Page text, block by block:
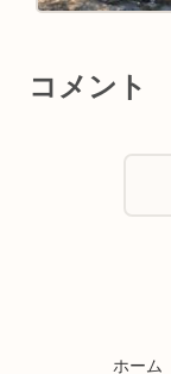
コメント
ホーム